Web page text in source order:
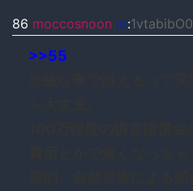
86 moccosnoon id:1vtabibO0
>>55